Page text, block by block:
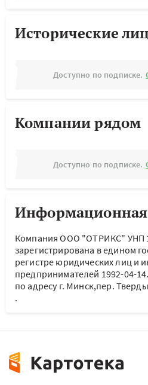
Исторические
Доступно по подписке.
Компании рядом
Доступно по подписке.
Компания ООО "ОТРИКС" УНП
зарегистрирована в едином
регистре юридических лиц и
предпринимателей 1992-04-14.
по адресу г. Минск,пер.
.